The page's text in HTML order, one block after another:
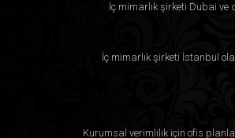
İç mimarlık şirketi Dubai ve
İç mimarlık şirketi İstanbul
Kurumsal verimlilik için ofis